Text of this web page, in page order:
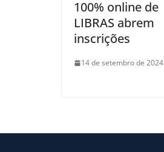
100% online de
LIBRAS abrem
inscrições
14 de setembro de 2024